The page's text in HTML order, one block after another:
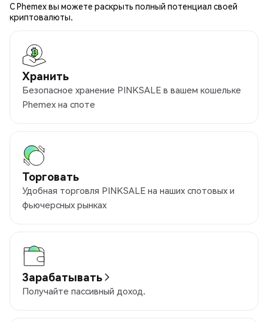
С Phemex вы можете раскрыть полный потенциал своей
криптовалюты.
Хранить
Безопасное хранение PINKSALE в вашем кошельке
Phemex на споте
Торговать
Удобная торговля PINKSALE на наших спотовых и
фьючерсных рынках
Зарабатывать
Получайте пассивный доход.